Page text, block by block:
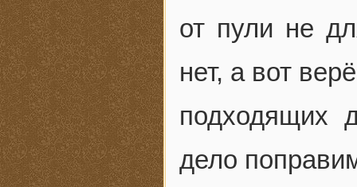
от пули не
нет, а вот
подходящих
дело